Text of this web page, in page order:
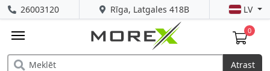
Rīga, Latgales 418B
26003120 LV
0
Atrast